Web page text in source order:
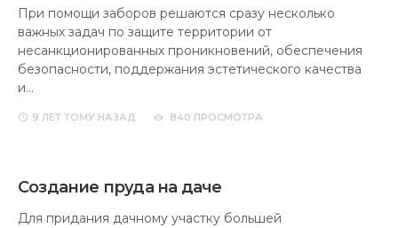
При помощи заборов решаются сразу несколько
важных задач по защите территории от
несанкционированных проникновений, обеспечения
безопасности, поддержания эстетического качества
и…
9 ЛЕТ ТОМУ НАЗАД 840 ПРОСМОТРА
Создание пруда на даче
Для придания дачному участку большей